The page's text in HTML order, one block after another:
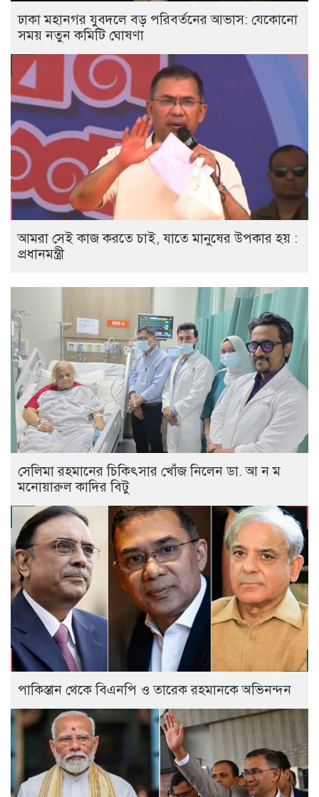
ঢাকা মহানগর যুবদলে বড় পরিবর্তনের আভাস: যেকোনো
সময় নতুন কমিটি ঘোষণা
আমরা সেই কাজ করতে চাই, যাতে মানুষের উপকার হয় :
প্রধানমন্ত্রী
সেলিমা রহমানের চিকিৎসার খোঁজ নিলেন ডা. আ ন ম
মনোয়ারুল কাদির বিটু
পাকিস্তান থেকে বিএনপি ও তারেক রহমানকে অভিনন্দন